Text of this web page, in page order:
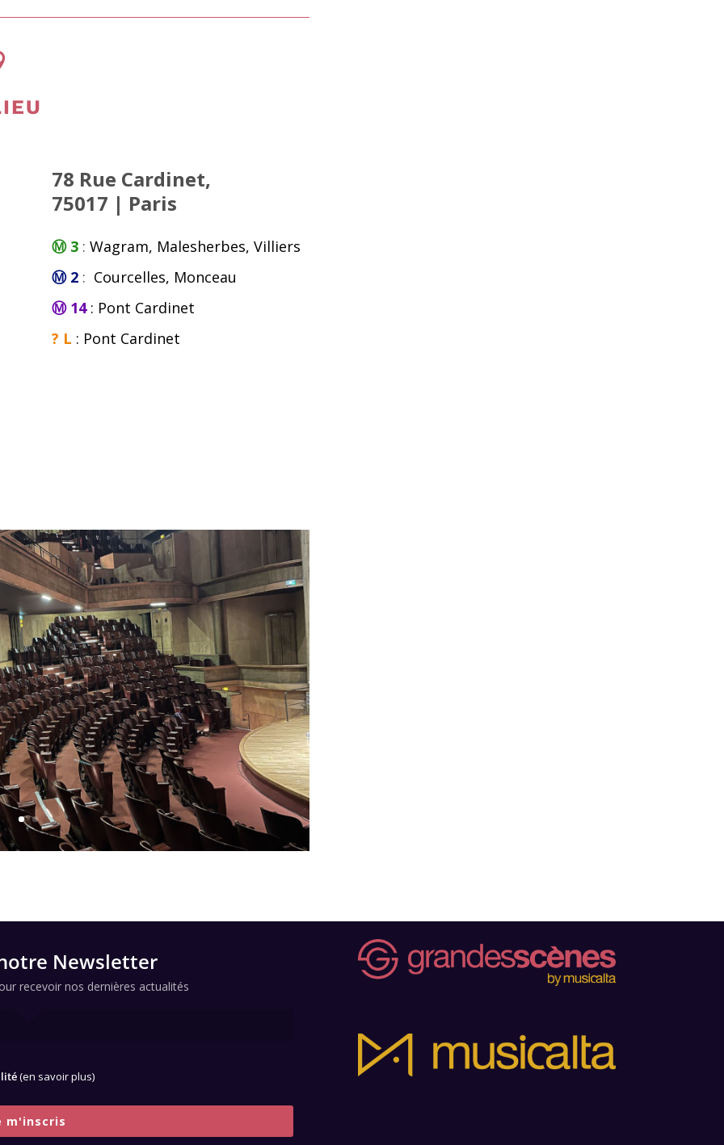
78 Rue Cardinet,
75017 | Paris
Ⓜ 3 :Wagram, Malesherbes, Villiers
Ⓜ 2 : Courcelles, Monceau
Ⓜ 14 : Pont Cardinet
? L : Pont Cardinet
Newsletter
recevoir nos dernières actualités
(en savoir plus)
m'inscris